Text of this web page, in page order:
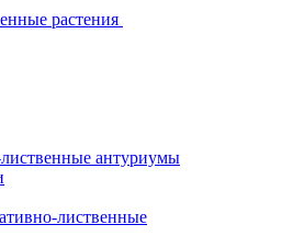
растения
антуриумы
лиственные